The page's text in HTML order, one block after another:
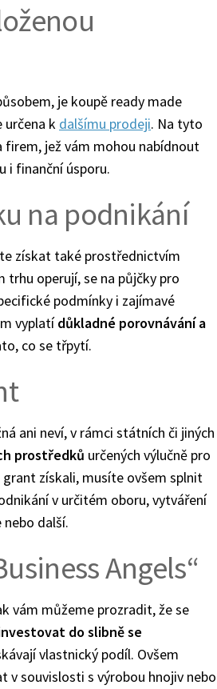
je koupě ready made
určena k dalšímu prodeji. Na tyto
firem, jež vám mohou nabídnout
i finanční úsporu.
na podnikání
získat také prostřednictvím
trhu operují, se na půjčky pro
podmínky i zajímavé
vyplatídůkladné porovnávání a
co se třpytí.
ani neví, v rámci státních či jiných
prostředků určených výlučně pro
získali, musíte ovšem splnit
v určitém oboru, vytváření
další.
Angels“
vám můžeme prozradit, že se
do slibně se
vlastnický podíl. Ovšem
v souvislosti s výrobou hnojiv nebo